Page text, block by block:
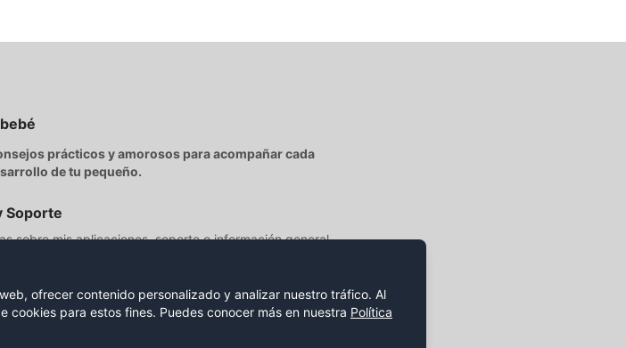
prácticos y amorosos para acompañar cada
de tu pequeño.
Soporte
sobre mis aplicaciones, soporte o información general,
ofrecer contenido personalizado y analizar nuestro tráfico. Al
cookies para estos fines. Puedes conocer más en nuestra Política